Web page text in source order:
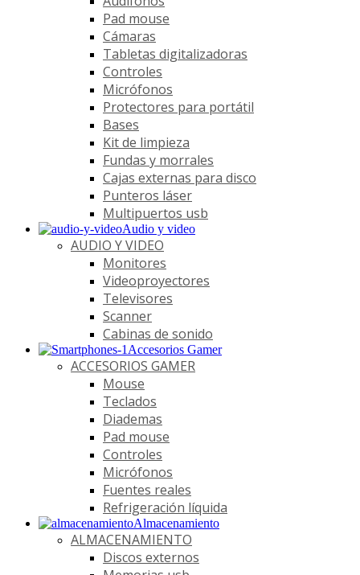
Pad mouse
Cámaras
Tabletas digitalizadoras
Controles
Micrófonos
Protectores para portátil
Bases
Kit de limpieza
Fundas y morrales
Cajas externas para disco
Punteros láser
Multipuertos usb
Audio y video
AUDIO Y VIDEO
Monitores
Videoproyectores
Televisores
Scanner
Cabinas de sonido
Accesorios Gamer
ACCESORIOS GAMER
Mouse
Teclados
Diademas
Pad mouse
Controles
Micrófonos
Fuentes reales
Refrigeración líquida
Almacenamiento
ALMACENAMIENTO
Discos externos